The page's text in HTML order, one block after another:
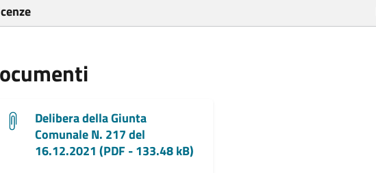
Delibera della Giunta
Comunale N. 217 del
16.12.2021 (PDF - 133.48 kB)